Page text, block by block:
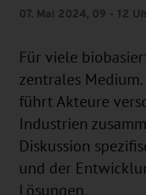
07. Mai 2024, 09 - 12
Für viele
zentrales
führt Akteure
Industrien
Diskussion
und der
Lösungen.